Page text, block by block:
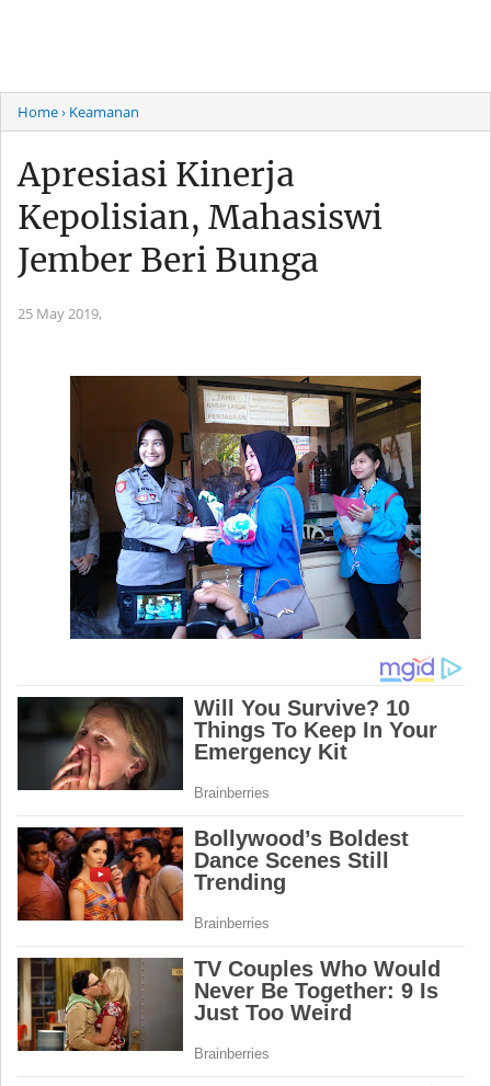
Home› Keamanan
Apresiasi Kinerja
Kepolisian, Mahasiswi
Jember Beri Bunga
25 May 2019,